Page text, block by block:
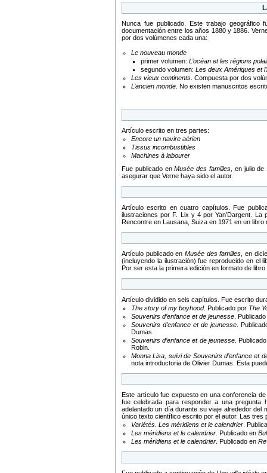
Nunca fue publicado. Este trabajo geográfico
documentación entre los años 1880 y 1886.
por dos volúmenes cada una:
Le nouveau monde
primer volumen: L’océan et les régions
segundo volumen: Les deux Amériques et
Les vieux continents . Compuesta por dos
L’ancien monde . No existen manuscritos
Artículo escrito en tres partes:
Encore un navire aérien
Tissus incombustibles
Machines à labourer
Fue publicado enMusée des familles, en julio de
asegurar que Verne haya sido el autor.
Artículo escrito en cuatro capítulos. Fue
ilustraciones por F. Lix y 4 por Yan’Dargent.
Rencontre en Lausana, Suiza en 1971 en un
Artículo publicado enMusée des familles , en
(incluyendo la ilustración) fue reproducido en el
Por ser esta la primera edición en formato de
Artículo dividido en seis capítulos. Fue escrito
The story of my boyhood. Publicado por The
Souvenirs d’enfance et de jeunesse .
Souvenirs d’enfance et de jeunesse.
Dumas.
Souvenirs d’enfance et de jeunesse.
Robin.
Monna Lisa, suivi de Souvenirs d’enfance et
nota introductoria de Olivier Dumas. Esta
Este artículo fue expuesto en una conferencia
fue celebrada para responder a una pregunta
adelantado un día durante su viaje alrededor del
único texto científico escrito por el autor. Las tres
Variétés. Les méridiens et le calendrier .
Les méridiens et le calendrier . Publicado en
Les méridiens et le calendrier . Publicado en